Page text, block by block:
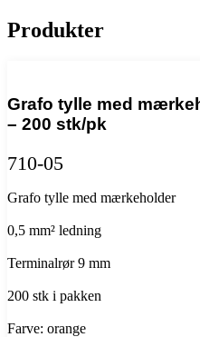
Produkter
Grafo tylle med
– 200 stk/pk
710-05
Grafo tylle med mærkeholder
0,5 mm² ledning
Terminalrør 9 mm
200 stk i pakken
Farve: orange